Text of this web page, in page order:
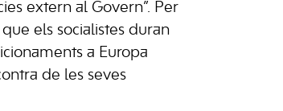
extern al Govern”. Per
els socialistes duran
a Europa
de les seves